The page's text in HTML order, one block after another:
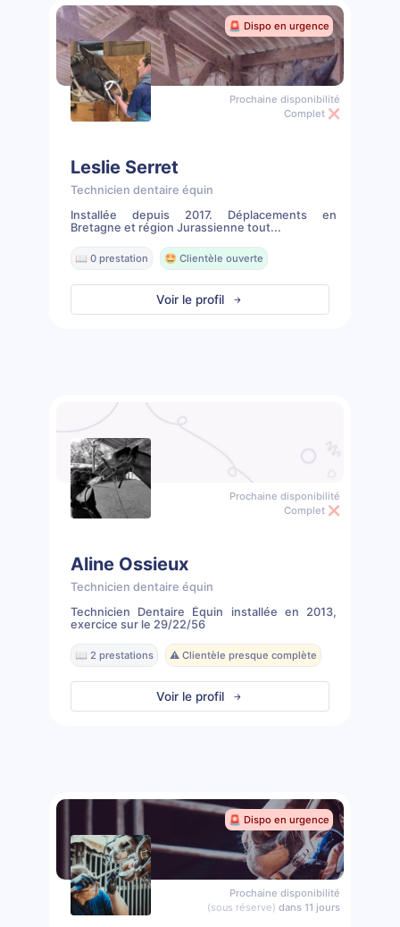
🚨 Dispo en urgence
Prochaine disponibilité
Complet ❌
Leslie Serret
Technicien dentaire équin
Installée depuis 2017. Déplacements en
Bretagne et région Jurassienne tout...
📖 0 prestation 🤩 Clientèle ouverte
Voir le profil
Prochaine disponibilité
Complet ❌
Aline Ossieux
Technicien dentaire équin
Technicien Dentaire Équin installée en 2013,
exercice sur le 29/22/56
📖 2 prestations ⚠️ Clientèle presque complète
Voir le profil
🚨 Dispo en urgence
Prochaine disponibilité
(sous réserve) dans 11 jours